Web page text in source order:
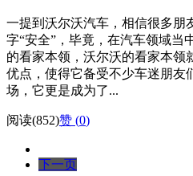
一提到沃尔沃汽车，相信很多朋
字“安全”，毕竟，在汽车领域当
的看家本领，沃尔沃的看家本领
优点，使得它备受不少车迷朋友
场，它更是成为了...
阅读(852)赞 (0)
下一页